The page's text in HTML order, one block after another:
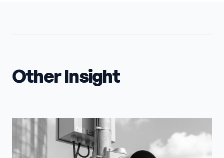
Other Insight